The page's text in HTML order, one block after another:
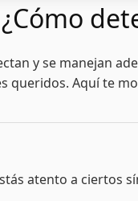
¿Cómo
y se manejan
Aquí te
atento a